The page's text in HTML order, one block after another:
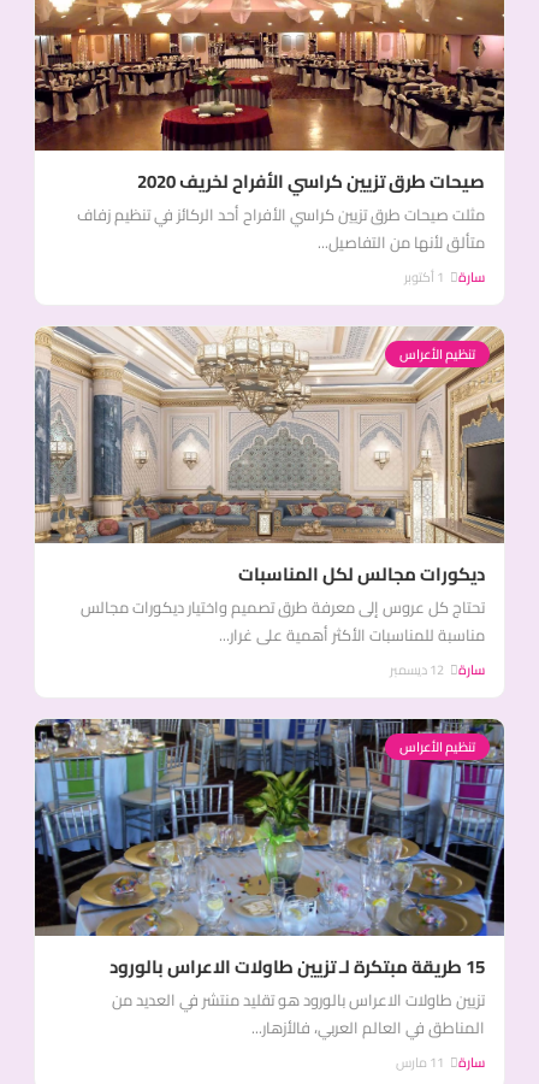
صيحات طرق تزيين كراسي الأفراح لخريف 2020
مثلت صيحات طرق تزيين كراسي الأفراح أحد الركائز في تنظيم زفاف
متألق لأنها من التفاصيل...
سارة
تنظيم الأعراس
ديكورات مجالس لكل المناسبات
تحتاج كل عروس إلى معرفة طرق تصميم واختيار ديكورات مجالس
مناسبة للمناسبات الأكثر أهمية على غرار...
سارة
تنظيم الأعراس
15 طريقة مبتكرة لـ تزيين طاولات الاعراس بالورود
تزيين طاولات الاعراس بالورود هو تقليد منتشر في العديد من
المناطق في العالم العربي، فالأزهار...
سارة